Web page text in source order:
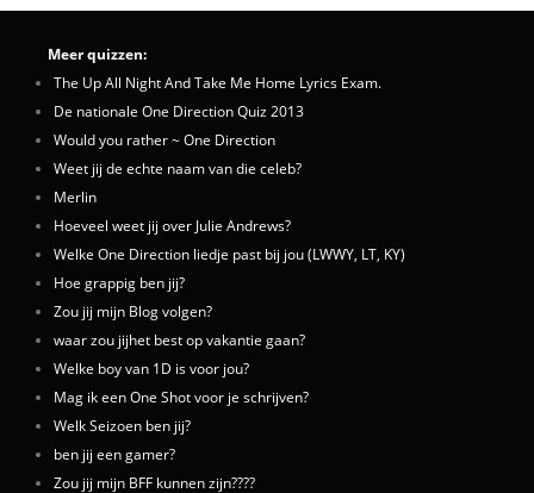
Meer quizzen:
The Up All Night And Take Me Home Lyrics Exam.
De nationale One Direction Quiz 2013
Would you rather ~ One Direction
Weet jij de echte naam van die celeb?
Merlin
Hoeveel weet jij over Julie Andrews?
Welke One Direction liedje past bij jou (LWWY, LT, KY)
Hoe grappig ben jij?
Zou jij mijn Blog volgen?
waar zou jijhet best op vakantie gaan?
Welke boy van 1D is voor jou?
Mag ik een One Shot voor je schrijven?
Welk Seizoen ben jij?
ben jij een gamer?
Zou jij mijn BFF kunnen zijn????